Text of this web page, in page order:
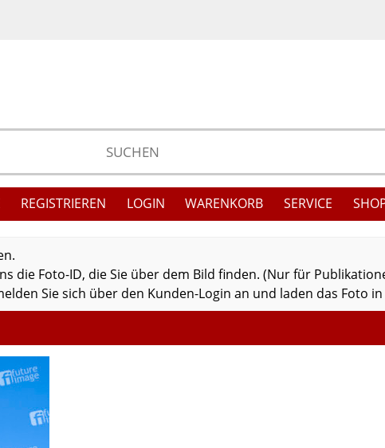
REGISTRIEREN LOGIN WARENKORB SERVICE
die Foto-ID, die Sie über dem Bild finden. (Nur für
Sie sich über den Kunden-Login an und laden das Foto